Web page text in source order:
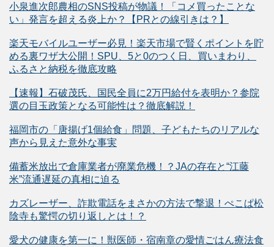
小泉進次郎農相のSNS投稿が物議！「コメ買ったことな
い」発言を超える炎上か？【PRとの線引きは？】
楽天モバイルユーザー必見！楽天市場で賢くポイントを貯
める裏ワザ大公開！SPU、5と0のつく日、買いまわり、
ふるさと納税を徹底攻略
【速報】石破茂氏、国民全員に2万円給付を表明か？参院
選の目玉政策となる可能性は？徹底解説！
福岡市の「唐揚げ1個給食」問題、子どもたちのリアルな
声から見えた意外な事実
備蓄米放出で倉庫業者が廃業危機！？JAの存在と“江藤
米”流通遅延の真相に迫る
カズレーザー、詐欺電話をまさかの方法で撃退！ぺこぱ松
陰寺も驚愕の切り返しとは！？
愛犬の健康を第一に！獣医師・宿南章の愛情ごはん療法食